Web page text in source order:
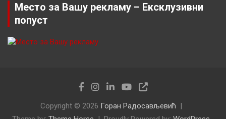
Место за Вашу рекламу – Ексклузивни
попуст
Copyright © 2026 Горан Радосављевић